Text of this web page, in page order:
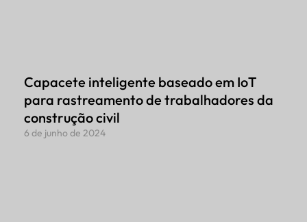
Capacete inteligente baseado em IoT
para rastreamento de trabalhadores da
construção civil
6 de junho de 2024